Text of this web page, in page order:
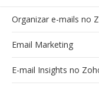
Organizar e-mails no
Email Marketing
E-mail Insights no